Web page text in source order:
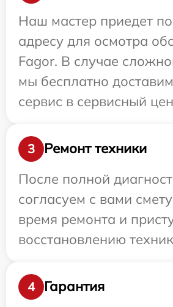
Наш мастер приедет
адресу для осмотра
Fagor. В случае
мы бесплатно
сервис в сервисный
3
Ремонт техники
После полной
согласуем с вами
время ремонта и
восстановлению
4
Гарантия